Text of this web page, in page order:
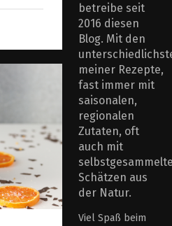
betreibe seit
2016 diesen
Blog. Mit den
meiner Rezepte,
fast immer mit
saisonalen,
regionalen
Zutaten, oft
auch mit
Schätzen aus
der Natur.
Viel Spaß beim